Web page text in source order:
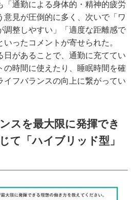
「通勤による身体的・精神的疲労
意見が圧倒的に多く、次いで「ワ
調整しやすい」「適度な距離感で
いったコメントが寄せられた。
日があることで、通勤に充ててい
の時間に使えたり、睡眠時間を確
イフバランスの向上に繋がってい
スを最大限に発揮でき
て「ハイブリッド型」